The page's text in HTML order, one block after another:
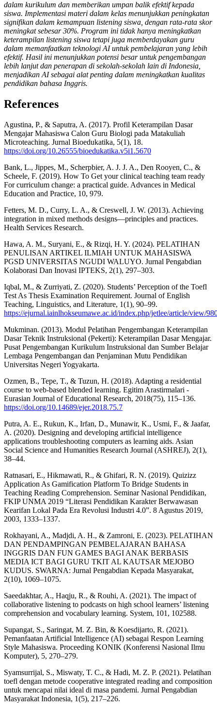
dalam kurikulum dan memberikan umpan balik efektif kepada
siswa. Implementasi materi dalam kelas menunjukkan peningkatan
signifikan dalam kemampuan listening siswa, dengan rata-rata skor
meningkat sebesar 30%. Program ini tidak hanya meningkatkan
keterampilan listening siswa tetapi juga memberdayakan guru
dalam memanfaatkan teknologi AI untuk pembelajaran yang lebih
efektif. Hasil ini menunjukkan potensi besar untuk pengembangan
lebih lanjut dan penerapan di sekolah-sekolah lain di Indonesia,
menjadikan AI sebagai alat penting dalam meningkatkan kualitas
pendidikan bahasa Inggris.
References
Agustina, P., & Saputra, A. (2017). Profil Keterampilan Dasar
Mengajar Mahasiswa Calon Guru Biologi pada Matakuliah
Microteaching. Jurnal Bioedukatika, 5(1), 18.
https://doi.org/10.26555/bioedukatika.v5i1.5670
Bank, L., Jippes, M., Scherpbier, A. J. J. A., Den Rooyen, C., &
Scheele, F. (2019). How To Get your clinical teaching team ready
For curriculum change: a practical guide. Advances in Medical
Education and Practice, 10, 979.
Fetters, M. D., Curry, L. A., & Creswell, J. W. (2013). Achieving
integration in mixed methods designs—principles and practices.
Health Services Research.
Hawa, A. M., Suryani, E., & Rizqi, H. Y. (2024). PELATIHAN
PENULISAN ARTIKEL ILMIAH UNTUK MAHASISWA
PGSD UNIVERSITAS NGUDI WALUYO. Jurnal Pengabdian
Kolaborasi Dan Inovasi IPTEKS, 2(1), 297–303.
Iqbal, M., & Zurriyati, Z. (2020). Students’ Perception of the Toefl
Test As Thesis Examination Requirement. Journal of English
Teaching, Linguistics, and Literature, 1(1), 90–99.
https://ejurnal.iainlhokseumawe.ac.id/index.php/jetlee/article/view/
Mukminan. (2013). Modul Pelatihan Pengembangan Keterampilan
Dasar Teknik Instruksional (Pekerti): Keterampilan Dasar Mengajar.
Pusat Pengembangan Kurikulum Instruksional dan Sumber Belajar
Lembaga Pengembangan dan Penjaminan Mutu Pendidikan
Universitas Negeri Yogyakarta.
Ozmen, B., Tepe, T., & Tuzun, H. (2018). Adapting a residential
course to web-based blended learning. Egitim Arastirmalari -
Eurasian Journal of Educational Research, 2018(75), 115–136.
https://doi.org/10.14689/ejer.2018.75.7
Putra, A. E., Rukun, K., Irfan, D., Munawir, K., Usmi, F., & Jaafar,
A. (2020). Designing and developing artificial intelligence
applications troubleshooting computers as learning aids. Asian
Social Science and Humanities Research Journal (ASHREJ), 2(1),
38–44.
Ratnasari, E., Hikmawati, R., & Ghifari, R. N. (2019). Quizizz
Application As Gamification Platform To Bridge Students in
Teaching Reading Comprehension. Seminar Nasional Pendidikan,
FKIP UNMA 2019 “Literasi Pendidikan Karakter Berwawasan
Kearifan Lokal Pada Era Revolusi Industri 4.0”. 8 Agustus 2019,
2003, 1333–1337.
Rokhayani, A., Madjdi, A. H., & Zamroni, E. (2023). PELATIHAN
DAN PENDAMPINGAN PEMBELAJARAN BAHASA
INGGRIS DAN FUN GAMES BAGI ANAK BERBASIS
MEDIA ICT BAGI GURU TKIT AL KAUTSAR MEJOBO
KUDUS. SWARNA: Jurnal Pengabdian Kepada Masyarakat,
2(10), 1069–1075.
Saeedakhtar, A., Haqju, R., & Rouhi, A. (2021). The impact of
collaborative listening to podcasts on high school learners’ listening
comprehension and vocabulary learning. System, 101, 102588.
Supangat, S., Saringat, M. Z. Bin, & Koesdijarto, R. (2021).
Pemanfaatan Artificial Intelligence (AI) sebagai Respon Learning
Style Mahasiswa. Proceeding KONIK (Konferensi Nasional Ilmu
Komputer), 5, 270–279.
Syamsurrijal, S., Miswaty, T. C., & Hadi, M. Z. P. (2021). Pelatihan
toefl dengan metode cooperative integrated reading and composition
untuk mencapai nilai ideal di masa pandemi. Jurnal Pengabdian
Masyarakat Indonesia, 1(5), 217–226.